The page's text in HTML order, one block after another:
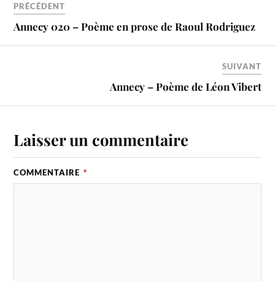
PRÉCÉDENT
Annecy 020 – Poème en prose de Raoul Rodriguez
SUIVANT
Annecy – Poème de Léon Vibert
Laisser un commentaire
COMMENTAIRE *